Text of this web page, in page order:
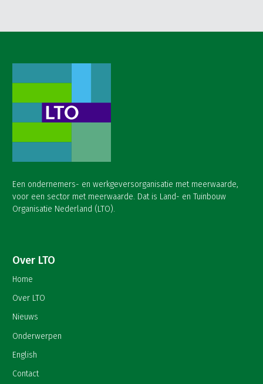
Een ondernemers- en werkgeversorganisatie met meerwaarde,
voor een sector met meerwaarde. Dat is Land- en Tuinbouw
Organisatie Nederland (LTO).
Over LTO
Home
Over LTO
Nieuws
Onderwerpen
English
Contact